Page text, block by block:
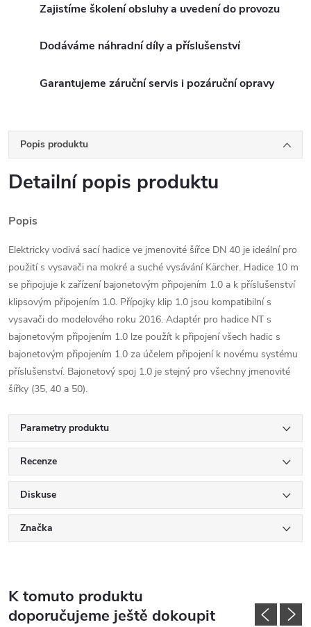
Zajistíme školení obsluhy a uvedení do provozu
Dodáváme náhradní díly a příslušenství
Garantujeme záruční servis i pozáruční opravy
Popis produktu
Detailní popis produktu
Popis
Elektricky vodivá sací hadice ve jmenovité šířce DN 40 je ideální pro
použití s ​​vysavači na mokré a suché vysávání Kärcher. Hadice 10 m
se připojuje k zařízení bajonetovým připojením 1.0 a k příslušenství
klipsovým připojením 1.0. Přípojky klip 1.0 jsou kompatibilní s
vysavači do modelového roku 2016. Adaptér pro hadice NT s
bajonetovým připojením 1.0 lze použít k připojení všech hadic s
bajonetovým připojením 1.0 za účelem připojení k novému systému
příslušenství. Bajonetový spoj 1.0 je stejný pro všechny jmenovité
šířky (35, 40 a 50).
Parametry produktu
Recenze
Diskuse
Značka
K tomuto produktu
doporučujeme ještě dokoupit